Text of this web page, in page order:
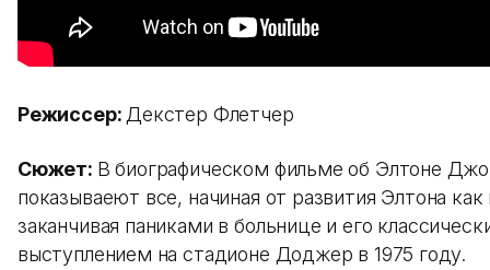
Режиссер: Декстер Флетчер
Сюжет: В биографическом фильме об Элтоне
показываеют все, начиная от развития Элтона
заканчивая паниками в больнице и его
выступлением на стадионе Доджер в 1975 году.